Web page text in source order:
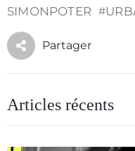
SIMONPOTER #
Partager
Articles récents